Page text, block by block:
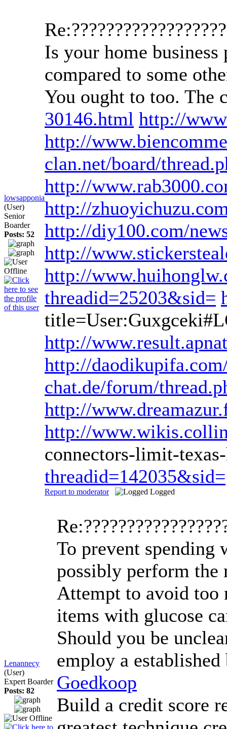
lowsapponia
(User)
Senior
Boarder
Posts: 52
Is your home
compared to some
You ought to too. The
30146.html http://
http://
clan.net/board/
http://
http://
http://diy100.com/
http://
http://
threadid=25203&sid=
http://
http://
chat.de/forum/
http://
http://
connectors-limit-
threadid=142035&sid=
Report to moderator Logged
Lenannecy
(User)
Expert Boarder
Posts: 82
To prevent spending
possibly perform the
Attempt to avoid too
items with glucose
Should you be
employ a
Goedkoop
Build a credit score